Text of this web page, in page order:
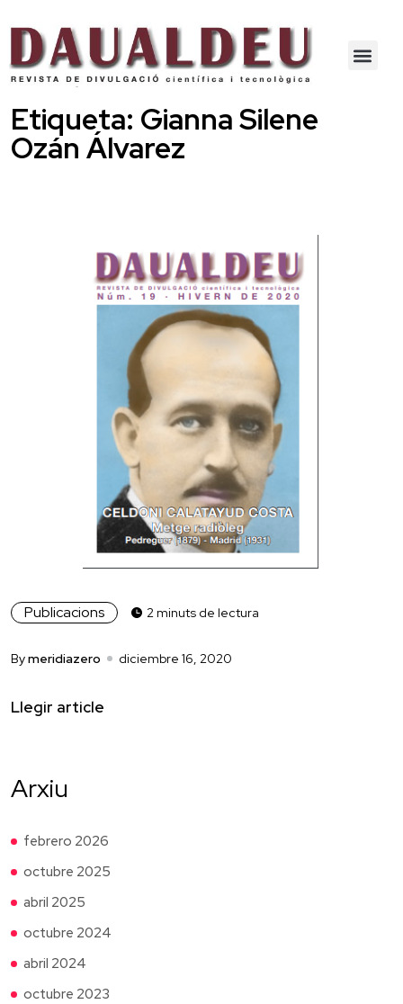
Etiqueta: Gianna Silene
Ozán Álvarez
Publicacions 2 minuts de lectura
Bymeridiazero diciembre 16, 2020
Llegir article
Arxiu
febrero 2026
octubre 2025
abril 2025
octubre 2024
abril 2024
octubre 2023